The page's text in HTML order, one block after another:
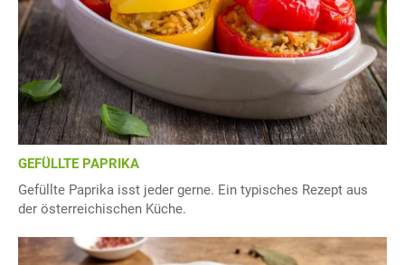
GEFÜLLTE PAPRIKA
Gefüllte Paprika isst jeder gerne. Ein typisches Rezept aus
der österreichischen Küche.